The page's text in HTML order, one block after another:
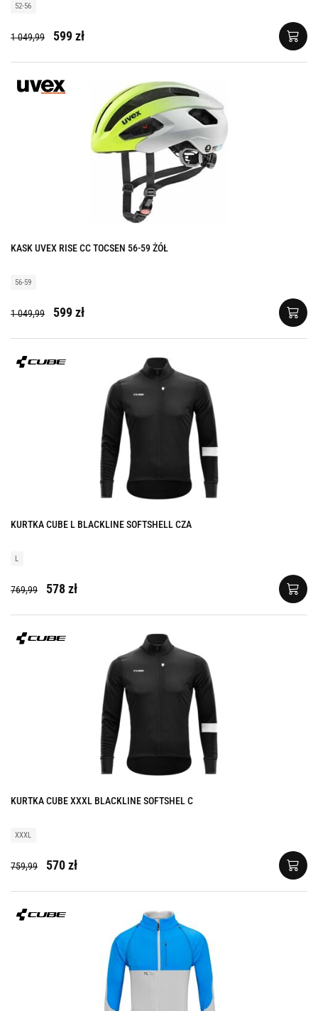
52-56
1 049,99 599 zł
KASK UVEX RISE CC TOCSEN 56-59 ŻÓŁ
56-59
1 049,99 599 zł
KURTKA CUBE L BLACKLINE SOFTSHELL CZA
L
769,99 578 zł
KURTKA CUBE XXXL BLACKLINE SOFTSHEL C
XXXL
759,99 570 zł